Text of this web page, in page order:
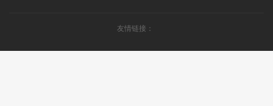
友情链接：